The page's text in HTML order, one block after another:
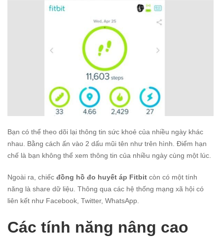
Bạn có thể theo dõi lại thông tin sức khoẻ của nhiều ngày khác
nhau. Bằng cách ấn vào 2 dấu mũi tên như trên hình. Điểm hạn
chế là bạn không thể xem thông tin của nhiều ngày cùng một lúc.
Ngoài ra, chiếc đồng hồ đo huyết áp Fitbit còn có một tính
năng là share dữ liệu. Thông qua các hệ thống mạng xã hội có
liên kết như Facebook, Twitter, WhatsApp.
Các tính năng nâng cao